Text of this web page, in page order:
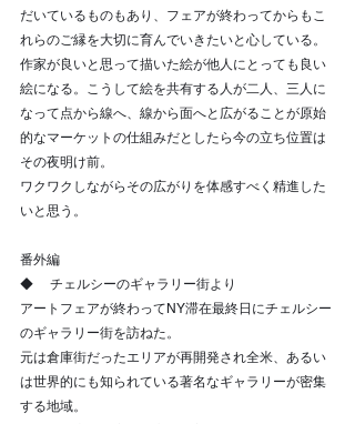
だいているものもあり、フェアが終わってからもこ
れらのご縁を大切に育んでいきたいと心している。
作家が良いと思って描いた絵が他人にとっても良い
絵になる。こうして絵を共有する人が二人、三人に
なって点から線へ、線から面へと広がることが原始
的なマーケットの仕組みだとしたら今の立ち位置は
その夜明け前。
ワクワクしながらその広がりを体感すべく精進した
いと思う。
番外編
◆     チェルシーのギャラリー街より
アートフェアが終わってNY滞在最終日にチェルシー
のギャラリー街を訪ねた。
元は倉庫街だったエリアが再開発され全米、あるい
は世界的にも知られている著名なギャラリーが密集
する地域。